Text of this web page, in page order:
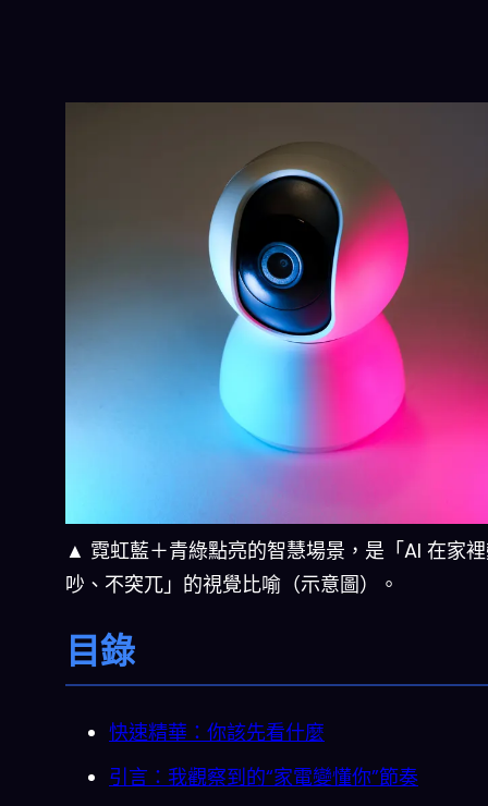
▲ 霓虹藍＋青綠點亮的智慧場景，是「AI 在家
吵、不突兀」的視覺比喻（示意圖）。
目錄
快速精華：你該先看什麼
引言：我觀察到的“家電變懂你”節奏